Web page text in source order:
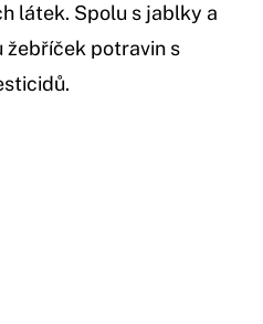
látek. Spolu s jablky a
žebříček potravin s